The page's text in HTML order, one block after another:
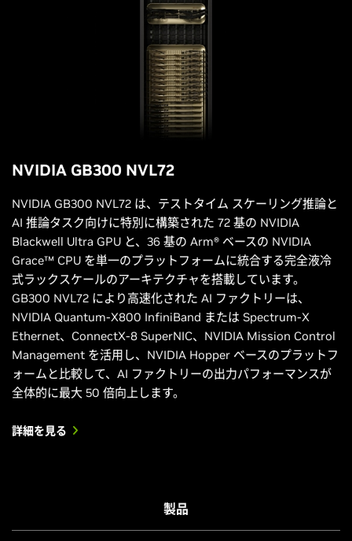
NVIDIA GB300 NVL72
NVIDIA GB300 NVL72 は、テストタイム スケーリング推論と
AI 推論タスク向けに特別に構築された 72 基の NVIDIA
Blackwell Ultra GPU と、36 基の Arm® ベースの NVIDIA
Grace™ CPU を単一のプラットフォームに統合する完全液冷
式ラックスケールのアーキテクチャを搭載しています。
GB300 NVL72 により高速化された AI ファクトリーは、
NVIDIA Quantum-X800 InfiniBand または Spectrum-X
Ethernet、ConnectX-8 SuperNIC、NVIDIA Mission Control
Management を活用し、NVIDIA Hopper ベースのプラットフ
ォームと比較して、AI ファクトリーの出力パフォーマンスが
全体的に最大 50 倍向上します。
詳細を見る
製品